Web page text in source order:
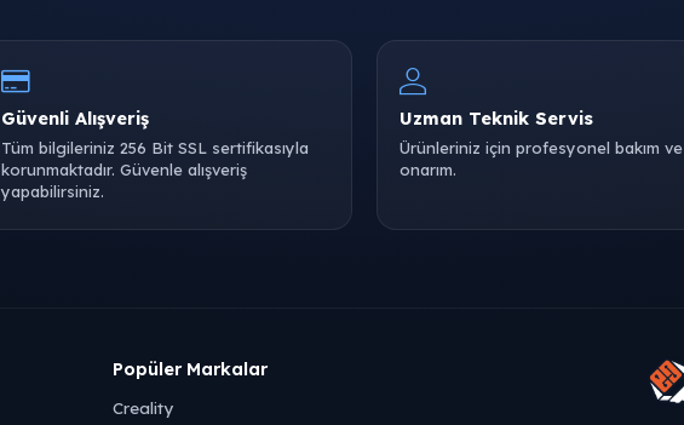
Güvenli Alışveriş
Tüm bilgileriniz 256 Bit SSL sertifikasıyla
korunmaktadır. Güvenle alışveriş
yapabilirsiniz.
Uzman Teknik Servis
Ürünleriniz için profesyonel bakım ve
onarım.
Popüler Markalar
Creality